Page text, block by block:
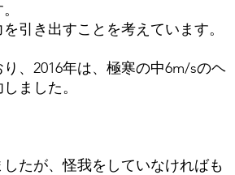
引き出すことを考えています。
、2016年は、極寒の中6m/sのヘ
ました。
たが、怪我をしていなければも